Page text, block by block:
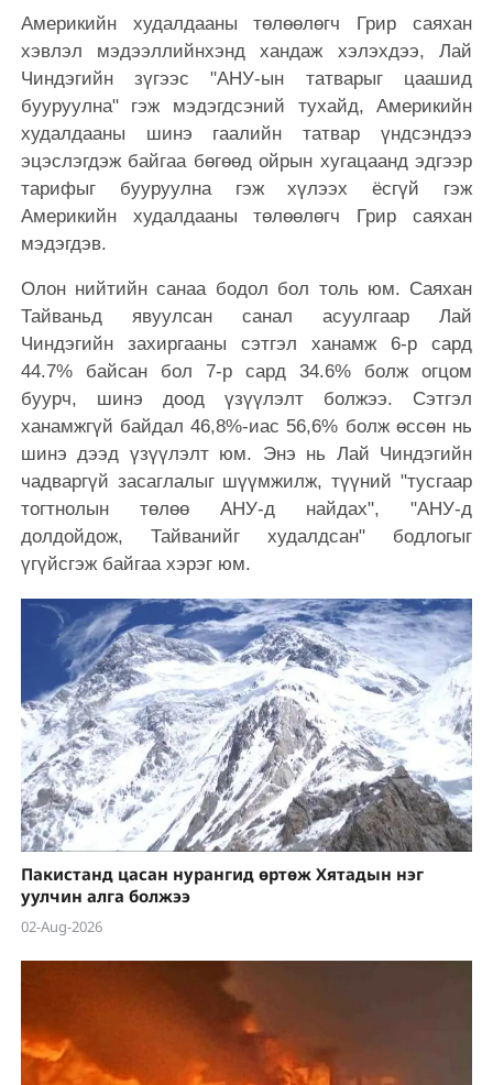
Америкийн худалдааны төлөөлөгч Грир саяхан
хэвлэл мэдээллийнхэнд хандаж хэлэхдээ, Лай
Чиндэгийн зүгээс "АНУ-ын татварыг цаашид
бууруулна" гэж мэдэгдсэний тухайд, Америкийн
худалдааны шинэ гаалийн татвар үндсэндээ
эцэслэгдэж байгаа бөгөөд ойрын хугацаанд эдгээр
тарифыг бууруулна гэж хүлээх ёсгүй гэж
Америкийн худалдааны төлөөлөгч Грир саяхан
мэдэгдэв.
Олон нийтийн санаа бодол бол толь юм. Саяхан
Тайваньд явуулсан санал асуулгаар Лай
Чиндэгийн захиргааны сэтгэл ханамж 6-р сард
44.7% байсан бол 7-р сард 34.6% болж огцом
буурч, шинэ доод үзүүлэлт болжээ. Сэтгэл
ханамжгүй байдал 46,8%-иас 56,6% болж өссөн нь
шинэ дээд үзүүлэлт юм. Энэ нь Лай Чиндэгийн
чадваргүй засаглалыг шүүмжилж, түүний "тусгаар
тогтнолын төлөө АНУ-д найдах", "АНУ-д
долдойдож, Тайванийг худалдсан" бодлогыг
үгүйсгэж байгаа хэрэг юм.
Пакистанд цасан нурангид өртөж Хятадын нэг
уулчин алга болжээ
02-Aug-2026